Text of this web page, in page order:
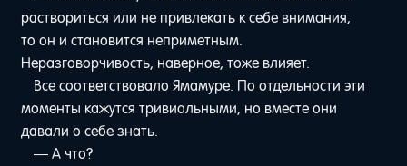
раствориться или не привлекать к себе внимания,
то он и становится неприметным.
Неразговорчивость, наверное, тоже влияет.
Все соответствовало Ямамуре. По отдельности эти
моменты кажутся тривиальными, но вместе они
давали о себе знать.
— А что?